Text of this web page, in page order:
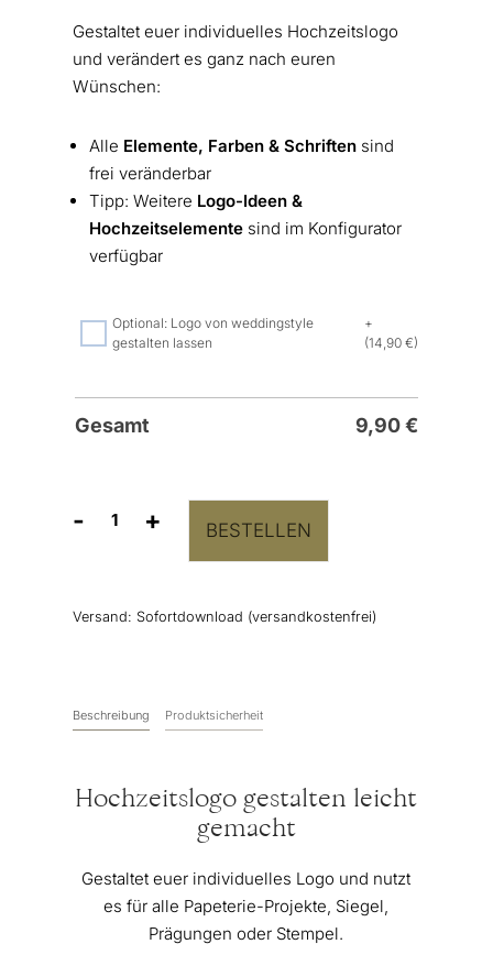
Gestaltet euer individuelles Hochzeitslogo
und verändert es ganz nach euren
Wünschen:
Alle Elemente, Farben & Schriftensind
frei veränderbar
Tipp: Weitere Logo-Ideen &
Hochzeitselementesind im Konfigurator
verfügbar
Optional: Logo von weddingstyle
gestalten lassen
+
(14,90 €)
Gesamt 9,90€
-
Hochzeitslogo
Menge
+ BESTELLEN
Versand: Sofortdownload (versandkostenfrei)
Beschreibung Produktsicherheit
Hochzeitslogo gestalten leicht
gemacht
Gestaltet euer individuelles Logo und nutzt
es für alle Papeterie-Projekte, Siegel,
Prägungen oder Stempel.